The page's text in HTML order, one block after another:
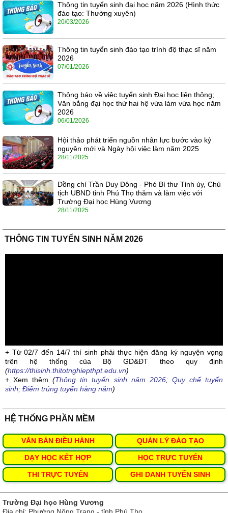
Thông tin tuyển sinh đại học năm 2026 (Hình thức
đào tạo: Thường xuyên)
20/03/2026
Thông tin tuyển sinh đào tạo trình độ thạc sĩ năm
2026
07/01/2026
Thông báo về việc tuyển sinh Đại học liên thông;
Văn bằng đại học thứ hai hệ vừa làm vừa học năm
2026
06/01/2026
Hội thảo phát triển nguồn nhân lực bước vào kỷ
nguyên mới và Ngày hội việc làm năm 2025
28/11/2025
Đồng chí Trần Duy Đông - Phó Bí thư Tỉnh ủy, Chủ
tịch UBND tỉnh Phú Thọ thăm và làm việc với
Trường Đại học Hùng Vương
28/11/2025
THÔNG TIN TUYỂN SINH NĂM 2026
+ Từ 02/7 đến 14/7 thí sinh phải thực hiện đăng ký nguyện vọng
trên hệ thống của Bộ GD&ĐT theo quy định
(https://thisinh.thitotnghiepthpt.edu.vn)
+ Xem thêm(Thông tin tuyển sinh năm 2026; Quy chế tuyển
sinh; Điểm trúng tuyển hàng năm)
HỆ THỐNG PHẦN MỀM
VĂN BẢN ĐIỀU HÀNH QUẢN LÝ ĐÀO TẠO
DẠY HỌC KẾT HỢP HỌC TRỰC TUYẾN
THI TRỰC TUYẾN GHI DANH TUYỂN SINH
Trường Đại học Hùng Vương